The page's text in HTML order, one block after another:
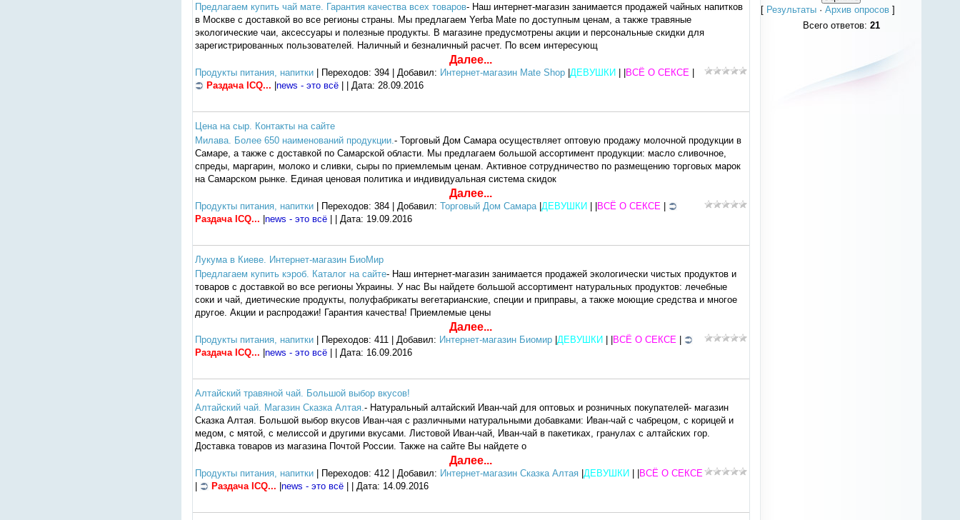
Предлагаем купить чай мате. Гарантия качества всех товаров- Наш интернет-магазин занимается продажей чайных напитков
в Москве с доставкой во все регионы страны. Мы предлагаем Yerba Mate по доступным ценам, а также травяные
экологические чаи, аксессуары и полезные продукты. В магазине предусмотрены акции и персональные скидки для
зарегистрированных пользователей. Наличный и безналичный расчет. По всем интересующ
Далее...
Продукты питания, напитки| Переходов: 394 | Добавил: Интернет-магазин Mate Shop|ДЕВУШКИ| |ВСЁ О СЕКСЕ |
Раздача ICQ... |news - это всё| | Дата: 28.09.2016
Цена на сыр. Контакты на сайте
Милава. Более 650 наименований продукции. - Торговый Дом Самара осуществляет оптовую продажу молочной продукции в
Самаре, а также с доставкой по Самарской области. Мы предлагаем большой ассортимент продукции: масло сливочное,
спреды, маргарин, молоко и сливки, сыры по приемлемым ценам. Активное сотрудничество по размещению торговых марок
на Самарском рынке. Единая ценовая политика и индивидуальная система скидок
Далее...
Продукты питания, напитки| Переходов: 384 | Добавил: Торговый Дом Самара|ДЕВУШКИ| |ВСЁ О СЕКСЕ |
Раздача ICQ... |news - это всё| | Дата: 19.09.2016
Лукума в Киеве. Интернет-магазин БиоМир
Предлагаем купить кэроб. Каталог на сайте- Наш интернет-магазин занимается продажей экологически чистых продуктов и
товаров с доставкой во все регионы Украины. У нас Вы найдете большой ассортимент натуральных продуктов: лечебные
соки и чай, диетические продукты, полуфабрикаты вегетарианские, специи и приправы, а также моющие средства и многое
другое. Акции и распродажи! Гарантия качества! Приемлемые цены
Далее...
Продукты питания, напитки| Переходов: 411 | Добавил: Интернет-магазин Биомир|ДЕВУШКИ| |ВСЁ О СЕКСЕ |
Раздача ICQ... |news - это всё| | Дата: 16.09.2016
Алтайский травяной чай. Большой выбор вкусов!
Алтайский чай. Магазин Сказка Алтая. - Натуральный алтайский Иван-чай для оптовых и розничных покупателей- магазин
Сказка Алтая. Большой выбор вкусов Иван-чая с различными натуральными добавками: Иван-чай с чабрецом, с корицей и
медом, с мятой, с мелиссой и другими вкусами. Листовой Иван-чай, Иван-чай в пакетиках, гранулах с алтайских гор.
Доставка товаров из магазина Почтой России. Также на сайте Вы найдете о
Далее...
Продукты питания, напитки| Переходов: 412 | Добавил: Интернет-магазин Сказка Алтая|ДЕВУШКИ| |ВСЁ О СЕКСЕ
|
Раздача ICQ... |news - это всё| | Дата: 14.09.2016
[ Результаты ·Архив опросов ]
Всего ответов: 21